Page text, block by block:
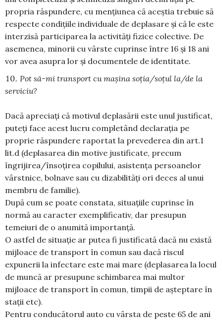
propria răspundere, cu mențiunea că aceștia trebuie să
respecte condițiile individuale de deplasare și că le este
interzisă participarea la activități fizice colective. De
asemenea, minorii cu vârste cuprinse între 16 și 18 ani
vor avea asupra lor și documentele de identitate.
Pot să-mi transport cu mașina soția/soțul la/de la
serviciu?
Dacă apreciați că motivul deplasării este unul justificat,
puteți face acest lucru completând declarația pe
proprie răspundere raportat la prevederea din art.1
lit.d (deplasarea din motive justificate, precum
îngrijirea/însoțirea copilului, asistența persoanelor
vârstnice, bolnave sau cu dizabilități ori deces al unui
membru de familie).
După cum se poate constata, situațiile cuprinse în
normă au caracter exemplificativ, dar presupun
temeiuri de o anumită importanță.
O astfel de situație ar putea fi justificată dacă nu există
mijloace de transport în comun sau dacă riscul
expunerii la infectare este mai mare (deplasarea la locul
de muncă ar presupune schimbarea mai multor
mijloace de transport în comun, timpii de așteptare în
stații etc).
Pentru conducătorul auto cu vârsta de peste 65 de ani